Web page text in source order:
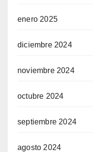
enero 2025
diciembre 2024
noviembre 2024
octubre 2024
septiembre 2024
agosto 2024